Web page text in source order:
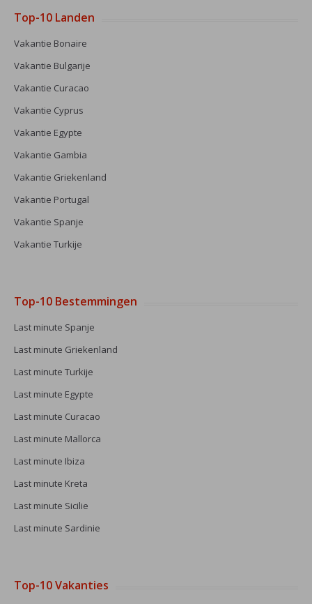
Top-10 Landen
Vakantie Bonaire
Vakantie Bulgarije
Vakantie Curacao
Vakantie Cyprus
Vakantie Egypte
Vakantie Gambia
Vakantie Griekenland
Vakantie Portugal
Vakantie Spanje
Vakantie Turkije
Top-10 Bestemmingen
Last minute Spanje
Last minute Griekenland
Last minute Turkije
Last minute Egypte
Last minute Curacao
Last minute Mallorca
Last minute Ibiza
Last minute Kreta
Last minute Sicilie
Last minute Sardinie
Top-10 Vakanties